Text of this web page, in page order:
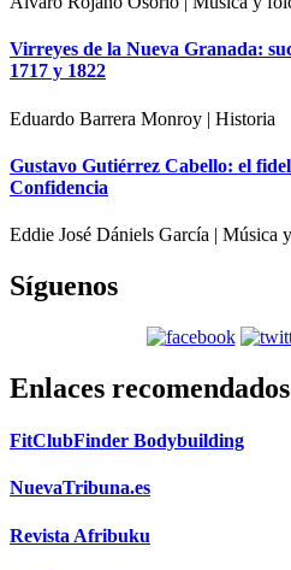
Virreyes de la Nueva Granada:
1717 y 1822
Eduardo Barrera Monroy | Historia
Gustavo Gutiérrez Cabello: el
Confidencia
Eddie José Dániels García | Música
Síguenos
Enlaces recomendados
FitClubFinder Bodybuilding
NuevaTribuna.es
Revista Afribuku